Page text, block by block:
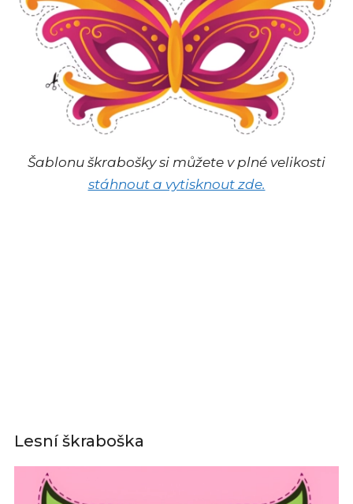
Šablonu škrabošky si můžete v plné velikosti
stáhnout a vytisknout zde.
Lesní škraboška